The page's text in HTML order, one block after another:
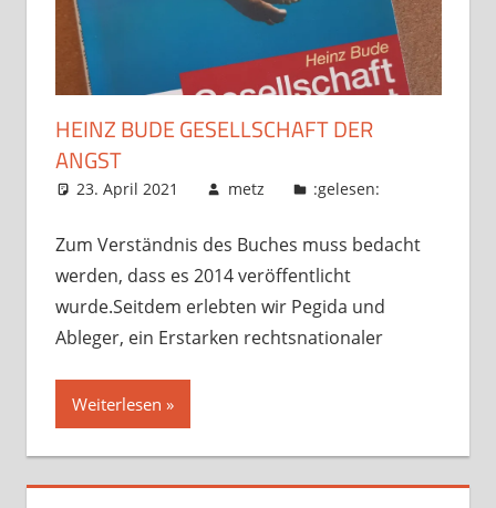
HEINZ BUDE GESELLSCHAFT DER
ANGST
23. April 2021 metz :gelesen:
Zum Verständnis des Buches muss bedacht
werden, dass es 2014 veröffentlicht
wurde.Seitdem erlebten wir Pegida und
Ableger, ein Erstarken rechtsnationaler
Weiterlesen